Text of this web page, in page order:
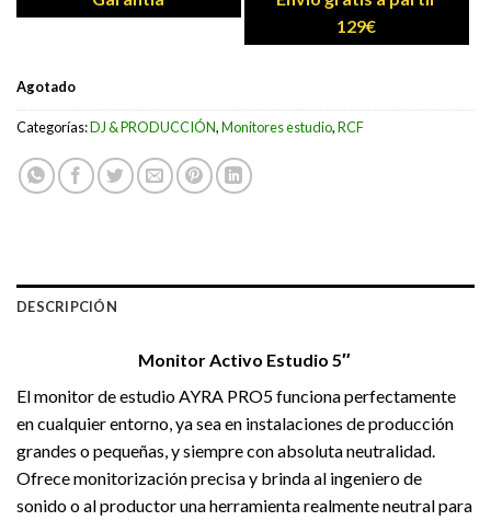
129€
Agotado
Categorías:DJ & PRODUCCIÓN,Monitores estudio,RCF
DESCRIPCIÓN
Monitor Activo Estudio 5″
El monitor de estudio AYRA PRO5 funciona perfectamente
en cualquier entorno, ya sea en instalaciones de producción
grandes o pequeñas, y siempre con absoluta neutralidad.
Ofrece monitorización precisa y brinda al ingeniero de
sonido o al productor una herramienta realmente neutral para